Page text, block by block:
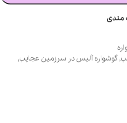
مندی
, گوشواره آلیس در سرزمین عجایب,